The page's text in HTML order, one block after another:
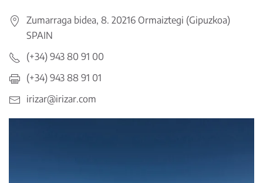
Zumarraga bidea, 8. 20216 Ormaiztegi (Gipuzkoa)
SPAIN
(+34) 943 80 91 00
(+34) 943 88 91 01
irizar@irizar.com